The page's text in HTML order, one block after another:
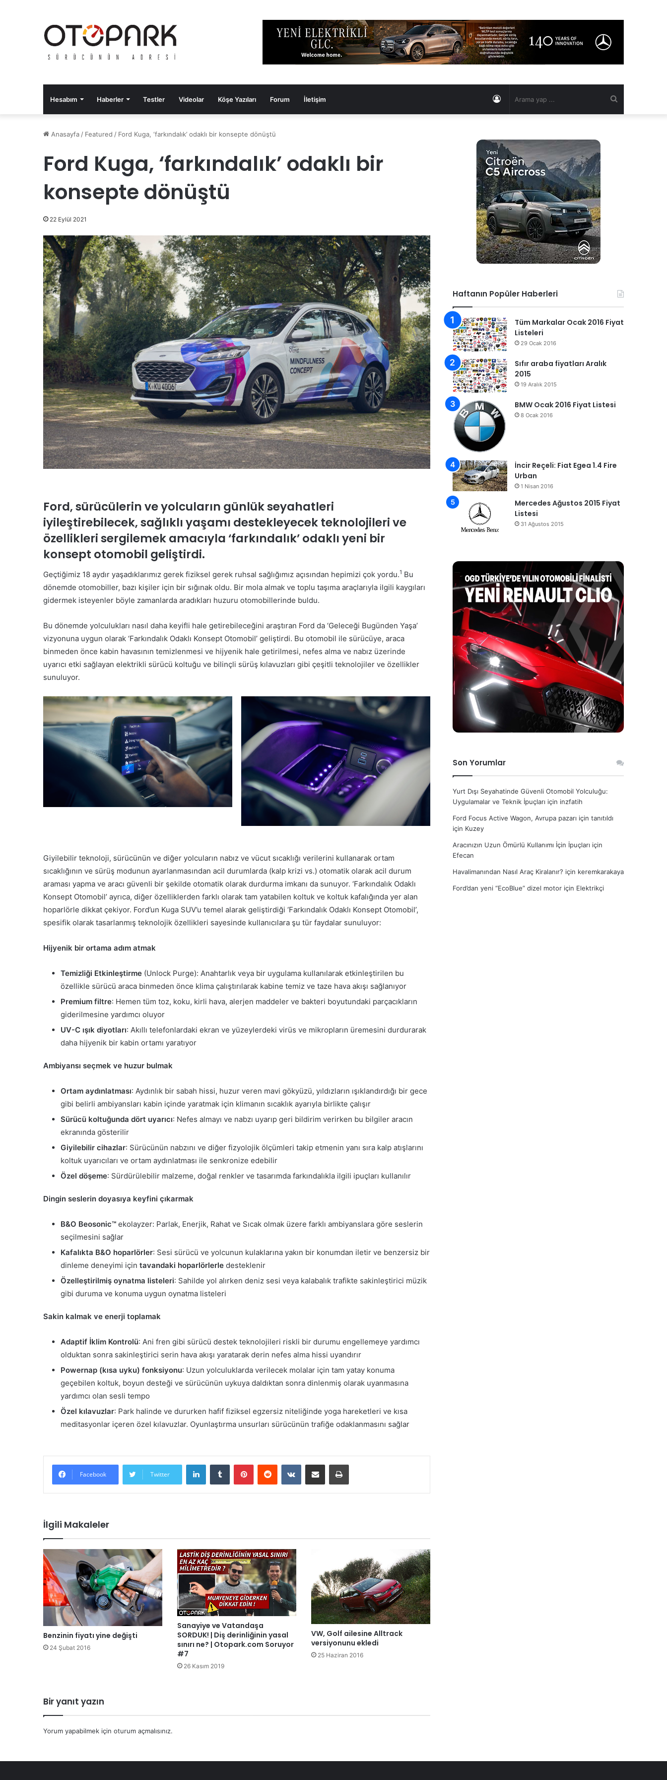
Hesabım Haberler Testler Videolar Köşe Yazıları Forum İletişim Kayıt
Anasayfa / Featured / Ford Kuga, ‘farkındalık’ odaklı bir konsepte dönüştü
Ford Kuga, ‘farkındalık’ odaklı bir
konsepte dönüştü
22 Eylül 2021
Ford, sürücülerin ve yolcuların günlük seyahatleri
iyileştirebilecek, sağlıklı yaşamı destekleyecek teknolojileri ve
özellikleri sergilemek amacıyla ‘farkındalık’ odaklı yeni bir
konsept otomobil geliştirdi.
Geçtiğimiz 18 aydır yaşadıklarımız gerek fiziksel gerek ruhsal sağlığımız açısından hepimizi çok yordu.1 Bu
dönemde otomobiller, bazı kişiler için bir sığınak oldu. Bir mola almak ve toplu taşıma araçlarıyla ilgili kaygıları
gidermek isteyenler böyle zamanlarda aradıkları huzuru otomobillerinde buldu.
Bu dönemde yolculukları nasıl daha keyifli hale getirebileceğini araştıran Ford da ‘Geleceği Bugünden Yaşa’
vizyonuna uygun olarak ‘Farkındalık Odaklı Konsept Otomobil’ geliştirdi. Bu otomobil ile sürücüye, araca
binmeden önce kabin havasının temizlenmesi ve hijyenik hale getirilmesi, nefes alma ve nabız üzerinde
uyarıcı etki sağlayan elektrikli sürücü koltuğu ve bilinçli sürüş kılavuzları gibi çeşitli teknolojiler ve özellikler
sunuluyor.
Giyilebilir teknoloji, sürücünün ve diğer yolcuların nabız ve vücut sıcaklığı verilerini kullanarak ortam
sıcaklığının ve sürüş modunun ayarlanmasından acil durumlarda (kalp krizi vs.) otomatik olarak acil durum
araması yapma ve aracı güvenli bir şekilde otomatik olarak durdurma imkanı da sunuyor. ‘Farkındalık Odaklı
Konsept Otomobil’ ayrıca, diğer özelliklerden farklı olarak tam yatabilen koltuk ve koltuk kafalığında yer alan
hoparlörle dikkat çekiyor. Ford’un Kuga SUV’u temel alarak geliştirdiği ‘Farkındalık Odaklı Konsept Otomobil’,
spesifik olarak tasarlanmış teknolojik özellikleri sayesinde kullanıcılara şu tür faydalar sunuluyor:
Hijyenik bir ortama adım atmak
Temizliği Etkinleştirme (Unlock Purge): Anahtarlık veya bir uygulama kullanılarak etkinleştirilen bu
özellikle sürücü araca binmeden önce klima çalıştırılarak kabine temiz ve taze hava akışı sağlanıyor
Premium filtre: Hemen tüm toz, koku, kirli hava, alerjen maddeler ve bakteri boyutundaki parçacıkların
giderilmesine yardımcı oluyor
UV-C ışık diyotları: Akıllı telefonlardaki ekran ve yüzeylerdeki virüs ve mikropların üremesini durdurarak
daha hijyenik bir kabin ortamı yaratıyor
Ambiyansı seçmek ve huzur bulmak
Ortam aydınlatması: Aydınlık bir sabah hissi, huzur veren mavi gökyüzü, yıldızların ışıklandırdığı bir gece
gibi belirli ambiyansları kabin içinde yaratmak için klimanın sıcaklık ayarıyla birlikte çalışır
Sürücü koltuğunda dört uyarıcı: Nefes almayı ve nabzı uyarıp geri bildirim verirken bu bilgiler aracın
ekranında gösterilir
Giyilebilir cihazlar: Sürücünün nabzını ve diğer fizyolojik ölçümleri takip etmenin yanı sıra kalp atışlarını
koltuk uyarıcıları ve ortam aydınlatması ile senkronize edebilir
Özel döşeme: Sürdürülebilir malzeme, doğal renkler ve tasarımda farkındalıkla ilgili ipuçları kullanılır
Dingin seslerin doyasıya keyfini çıkarmak
B&O Beosonic™ ekolayzer: Parlak, Enerjik, Rahat ve Sıcak olmak üzere farklı ambiyanslara göre seslerin
seçilmesini sağlar
Kafalıkta B&O hoparlörler: Sesi sürücü ve yolcunun kulaklarına yakın bir konumdan iletir ve benzersiz bir
dinleme deneyimi için tavandaki hoparlörlerle desteklenir
Özelleştirilmiş oynatma listeleri: Sahilde yol alırken deniz sesi veya kalabalık trafikte sakinleştirici müzik
gibi duruma ve konuma uygun oynatma listeleri
Sakin kalmak ve enerji toplamak
Adaptif İklim Kontrolü: Ani fren gibi sürücü destek teknolojileri riskli bir durumu engellemeye yardımcı
olduktan sonra sakinleştirici serin hava akışı yaratarak derin nefes alma hissi uyandırır
Powernap (kısa uyku) fonksiyonu: Uzun yolculuklarda verilecek molalar için tam yatay konuma
geçebilen koltuk, boyun desteği ve sürücünün uykuya daldıktan sonra dinlenmiş olarak uyanmasına
yardımcı olan sesli tempo
Özel kılavuzlar: Park halinde ve dururken hafif fiziksel egzersiz niteliğinde yoga hareketleri ve kısa
meditasyonlar içeren özel kılavuzlar. Oyunlaştırma unsurları sürücünün trafiğe odaklanmasını sağlar
Facebook Twitter
İlgili Makaleler
Benzinin fiyatı yine değişti
24 Şubat 2016
Sanayiye ve Vatandaşa
SORDUK! | Diş derinliğinin yasal
sınırı ne? | Otopark.com Soruyor
#7
26 Kasım 2019
VW, Golf ailesine Alltrack
versiyonunu ekledi
25 Haziran 2016
Bir yanıt yazın
Yorum yapabilmek için oturum açmalısınız.
Haftanın Popüler Haberleri
Tüm Markalar Ocak 2016 Fiyat
Listeleri
29 Ocak 2016
Sıfır araba fiyatları Aralık
2015
19 Aralık 2015
BMW Ocak 2016 Fiyat Listesi
8 Ocak 2016
İncir Reçeli: Fiat Egea 1.4 Fire
Urban
1 Nisan 2016
Mercedes Ağustos 2015 Fiyat
Listesi
31 Ağustos 2015
Son Yorumlar
Yurt Dışı Seyahatinde Güvenli Otomobil Yolculuğu:
Uygulamalar ve Teknik İpuçları için inzfatih
Ford Focus Active Wagon, Avrupa pazarı için tanıtıldı
için Kuzey
Aracınızın Uzun Ömürlü Kullanımı İçin İpuçları için
Efecan
Havalimanından Nasıl Araç Kiralanır? için keremkarakaya
Ford’dan yeni “EcoBlue” dizel motor için Elektrikçi